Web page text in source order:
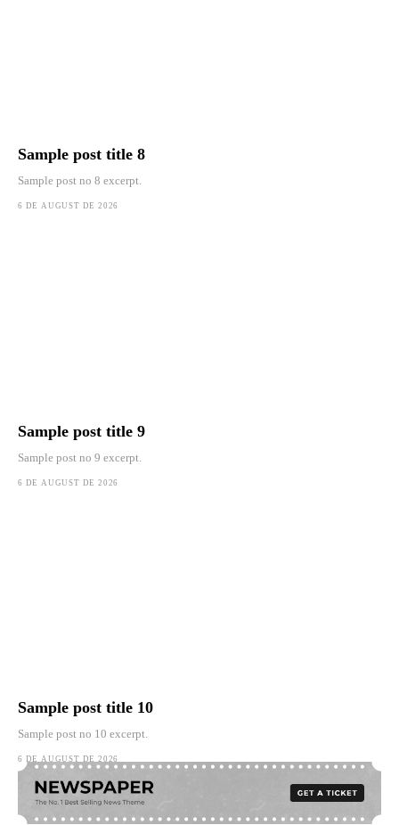
Sample post title 8
Sample post no 8 excerpt.
6 DE AUGUST DE 2026
Sample post title 9
Sample post no 9 excerpt.
6 DE AUGUST DE 2026
Sample post title 10
Sample post no 10 excerpt.
6 DE AUGUST DE 2026